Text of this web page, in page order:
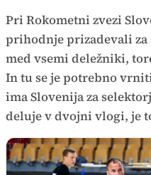
Pri Rokometni zvezi
prihodnje prizadevali
med vsemi deležniki,
In tu se je potrebno
ima Slovenija za
deluje v dvojni vlogi, je